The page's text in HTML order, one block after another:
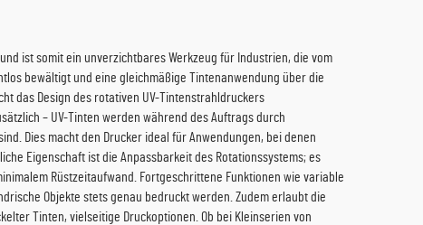
ist somit ein unverzichtbares Werkzeug für Industrien, die vom
bewältigt und eine gleichmäßige Tintenanwendung über die
das Design des rotativen UV-Tintenstrahldruckers
– UV-Tinten werden während des Auftrags durch
Dies macht den Drucker ideal für Anwendungen, bei denen
Eigenschaft ist die Anpassbarkeit des Rotationssystems; es
Rüstzeitaufwand. Fortgeschrittene Funktionen wie variable
Objekte stets genau bedruckt werden. Zudem erlaubt die
Tinten, vielseitige Druckoptionen. Ob bei Kleinserien von